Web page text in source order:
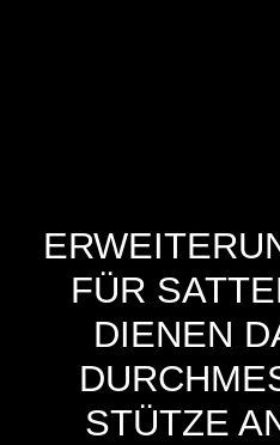
FÜR
DIENEN
STÜTZE